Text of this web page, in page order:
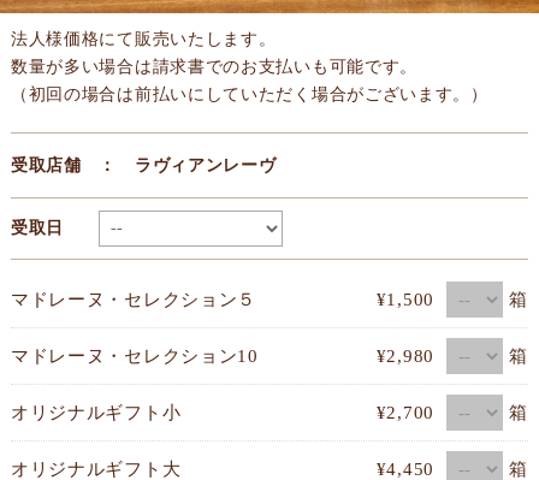
法人様価格にて販売いたします。
数量が多い場合は請求書でのお支払いも可能です。
（初回の場合は前払いにしていただく場合がございます。）
受取店舗 ： ラヴィアンレーヴ
受取日
マドレーヌ・セレクション５ ¥1,500 箱
マドレーヌ・セレクション10 ¥2,980 箱
オリジナルギフト小 ¥2,700 箱
オリジナルギフト大 ¥4,450 箱